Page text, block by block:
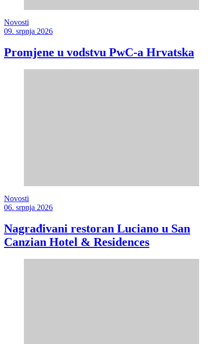
Novosti
09. srpnja 2026
Promjene u vodstvu PwC-a Hrvatska
Novosti
06. srpnja 2026
Nagrađivani restoran Luciano u San
Canzian Hotel & Residences